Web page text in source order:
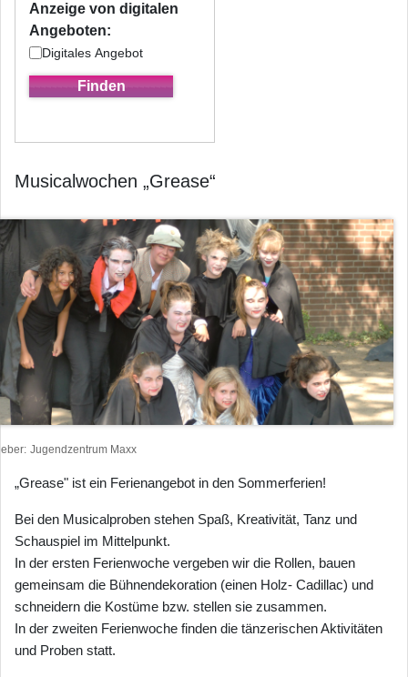
Anzeige von digitalen
Angeboten:
Digitales Angebot
Musicalwochen „Grease“
Jugendzentrum Maxx
„Grease" ist ein Ferienangebot in den Sommerferien!
Bei den Musicalproben stehen Spaß, Kreativität, Tanz und
Schauspiel im Mittelpunkt.
In der ersten Ferienwoche vergeben wir die Rollen, bauen
gemeinsam die Bühnendekoration (einen Holz- Cadillac) und
schneidern die Kostüme bzw. stellen sie zusammen.
In der zweiten Ferienwoche finden die tänzerischen Aktivitäten
und Proben statt.